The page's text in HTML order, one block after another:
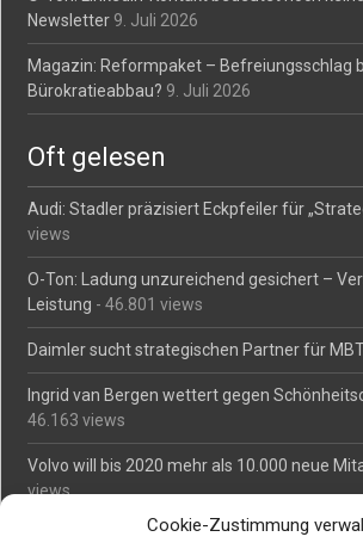
Cookie-Zustimmung
Newsletter 9. Juli 2026
Magazin: Reformpaket – Befreiungsschlag
Bürokratieabbau? 9. Juli 2026
Oft gelesen
Audi: Stadler präzisiert Eckpfeiler für
views
O-Ton: Ladung unzureichend gesichert –
Leistung - 46.801 views
Daimler sucht strategischen Partner für
Ingrid van Bergen wettert gegen
46.163 views
Volvo will bis 2020 mehr als 10.000 neue
views
Mäßiges Interesse an Daimlers MBtech-